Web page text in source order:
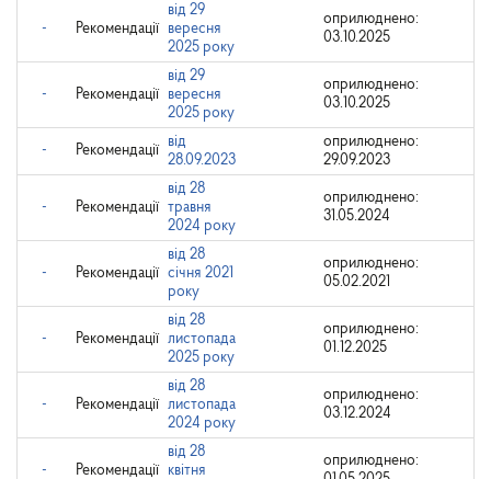
- Рекомендації
від 29
вересня
2025 року
оприлюднено:
03.10.2025
- Рекомендації
від 29
вересня
2025 року
оприлюднено:
03.10.2025
- Рекомендації
від
28.09.2023
оприлюднено:
29.09.2023
- Рекомендації
від 28
травня
2024 року
оприлюднено:
31.05.2024
- Рекомендації
від 28
січня 2021
року
оприлюднено:
05.02.2021
- Рекомендації
від 28
листопада
2025 року
оприлюднено:
01.12.2025
- Рекомендації
від 28
листопада
2024 року
оприлюднено:
03.12.2024
- Рекомендації
від 28
квітня
оприлюднено: